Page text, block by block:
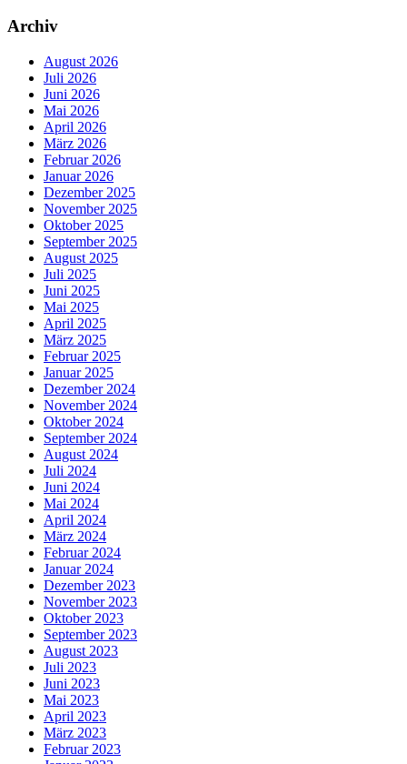
Archiv
August 2026
Juli 2026
Juni 2026
Mai 2026
April 2026
März 2026
Februar 2026
Januar 2026
Dezember 2025
November 2025
Oktober 2025
September 2025
August 2025
Juli 2025
Juni 2025
Mai 2025
April 2025
März 2025
Februar 2025
Januar 2025
Dezember 2024
November 2024
Oktober 2024
September 2024
August 2024
Juli 2024
Juni 2024
Mai 2024
April 2024
März 2024
Februar 2024
Januar 2024
Dezember 2023
November 2023
Oktober 2023
September 2023
August 2023
Juli 2023
Juni 2023
Mai 2023
April 2023
März 2023
Februar 2023